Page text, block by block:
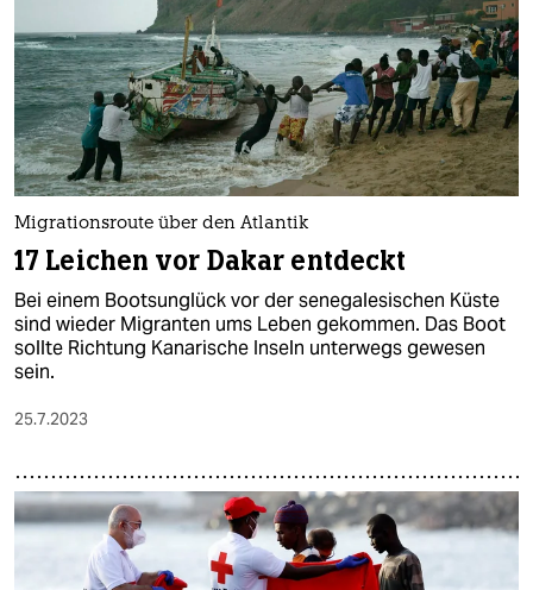
Migrationsroute über den Atlantik
17 Leichen vor Dakar entdeckt
Bei einem Bootsunglück vor der senegalesischen Küste
sind wieder Migranten ums Leben gekommen. Das Boot
sollte Richtung Kanarische Inseln unterwegs gewesen
sein.
25.7.2023